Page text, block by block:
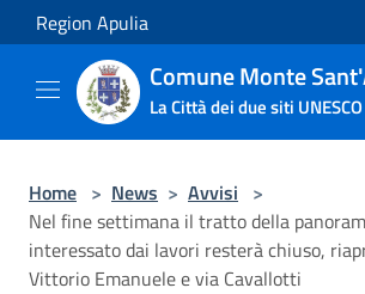
Salta al contenuto principale
Region Apulia
Comune Monte
La Città dei due siti UNESCO
Home > News > Avvisi >
Nel fine settimana il tratto della
interessato dai lavori resterà chiuso,
Vittorio Emanuele e via Cavallotti